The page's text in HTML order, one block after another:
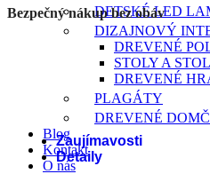
DETSKÉ LED
DIZAJNOVÝ
DREVENÉ
STOLY A
DREVENÉ
PLAGÁTY
DREVENÉ
Blog
Kontakt
O nás
Bezpečný nákup bez obáv
Zaujímavosti
Detaily